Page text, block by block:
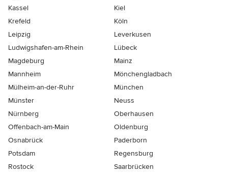
Kassel
Kiel
Krefeld
Köln
Leipzig
Leverkusen
Ludwigshafen-am-Rhein
Lübeck
Magdeburg
Mainz
Mannheim
Mönchen­gladbach
Mülheim-an-der-Ruhr
München
Münster
Neuss
Nürnberg
Oberhausen
Offenbach-am-Main
Oldenburg
Osnabrück
Paderborn
Potsdam
Regensburg
Rostock
Saarbrücken